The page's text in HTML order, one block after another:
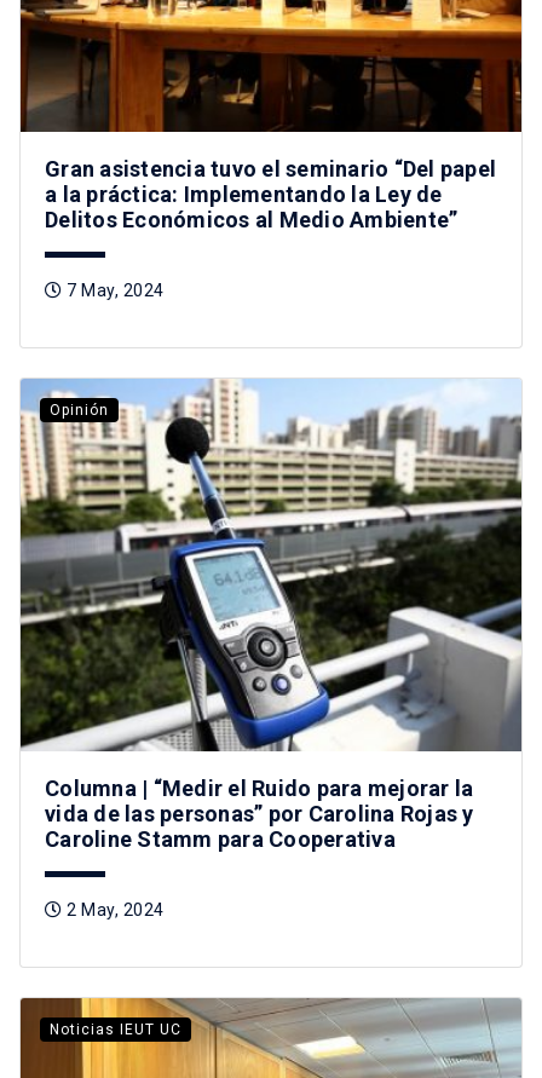
Gran asistencia tuvo el seminario “Del papel
a la práctica: Implementando la Ley de
Delitos Económicos al Medio Ambiente”
7 May, 2024
Opinión
Columna | “Medir el Ruido para mejorar la
vida de las personas” por Carolina Rojas y
Caroline Stamm para Cooperativa
2 May, 2024
Noticias IEUT UC